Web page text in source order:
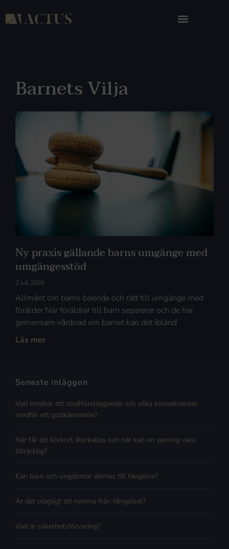
Barnets Vilja
Ny praxis gällande barns umgänge med
umgängesstöd
2 juli 2026
Allmänt om barns boende och rätt till umgänge med
förälder När föräldrar till barn separerar och de har
gemensam vårdnad om barnet kan det ibland
Läs mer
Senaste inläggen
Vad innebär ett strafföreläggande och vilka konsekvenser
medför ett godkännande?
När får ett körkort återkallas och när kan en varning vara
tillräcklig?
Kan barn och ungdomar dömas till fängelse?
Är det olagligt att rymma från fängelset?
Vad är säkerhetsförvaring?